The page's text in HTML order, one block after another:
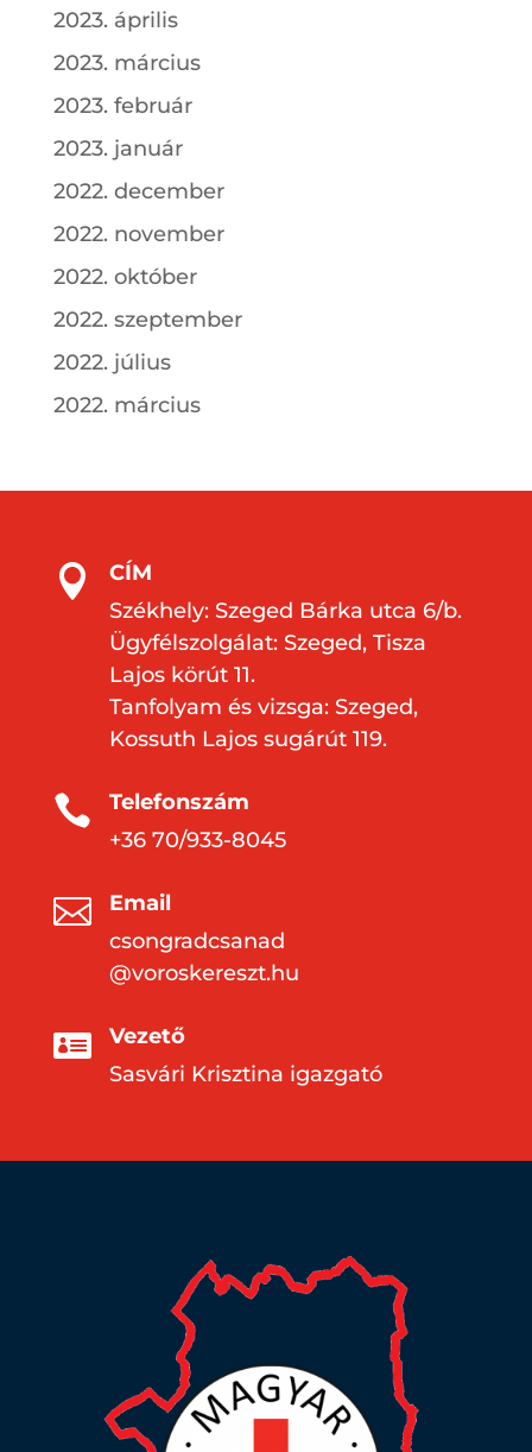
2023. április
2023. március
2023. február
2023. január
2022. december
2022. november
2022. október
2022. szeptember
2022. július
2022. március

CÍM
Székhely: Szeged Bárka utca 6/b.
Ügyfélszolgálat: Szeged, Tisza
Lajos körút 11.
Tanfolyam és vizsga: Szeged,
Kossuth Lajos sugárút 119.

Telefonszám
+36 70/933-8045

Email
csongradcsanad
@voroskereszt.hu

Vezető
Sasvári Krisztina igazgató